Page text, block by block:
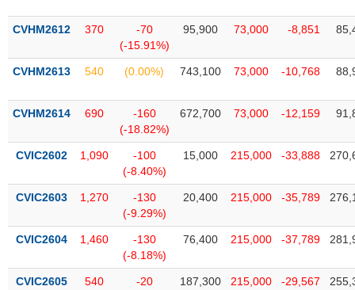
CVHM2612 370
-70
(-15.91%)
95,900 73,000 -8,851
CVHM2613 540 (0.00%) 743,100 73,000 -10,768
CVHM2614 690
-160
(-18.82%)
672,700 73,000 -12,159
CVIC2602 1,090
-100
(-8.40%)
15,000 215,000 -33,888
CVIC2603 1,270
-130
(-9.29%)
20,400 215,000 -35,789
CVIC2604 1,460
-130
(-8.18%)
76,400 215,000 -37,789
CVIC2605 540
-20
187,300 215,000 -29,567
phân
tích
Thuật
ngữ
vụ
(-)